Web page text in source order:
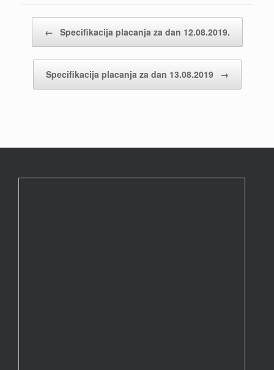
← Specifikacija placanja za dan 12.08.2019.
Specifikacija placanja za dan 13.08.2019 →